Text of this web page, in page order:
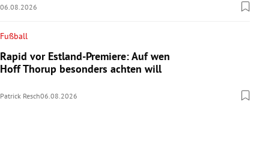
06.08.2026
Fußball
Rapid vor Estland-Premiere: Auf wen
Hoff Thorup besonders achten will
Patrick Resch06.08.2026